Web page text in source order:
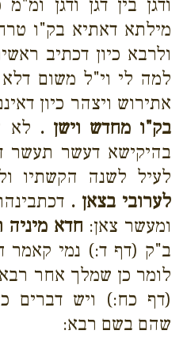
ודגן בין דגן ודגן
מילתא דאתיא בק"ו
ולרבא כיון דכתיב
למה לי וי"ל משום דלא
אתירוש ויצהר כיון
בק"ו מחדש וישן . לא
בהיקישא דעשר תעשר
לעיל לשנה הקשתיו
לערובי בצאן .
ומעשר צאן: חדא
ב"ק (דף ד:) נמי קאמר
לומר כן שמלך אחר
(דף כח:) ויש דברים
שהם בשם רבא: